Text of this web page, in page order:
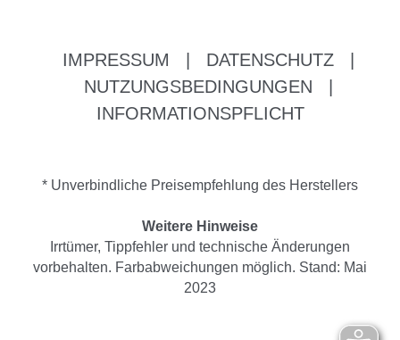
IMPRESSUM DATENSCHUTZ
NUTZUNGSBEDINGUNGEN
INFORMATIONSPFLICHT
* Unverbindliche Preisempfehlung des Herstellers
Weitere Hinweise
Irrtümer, Tippfehler und technische Änderungen
vorbehalten. Farbabweichungen möglich. Stand: Mai
2023